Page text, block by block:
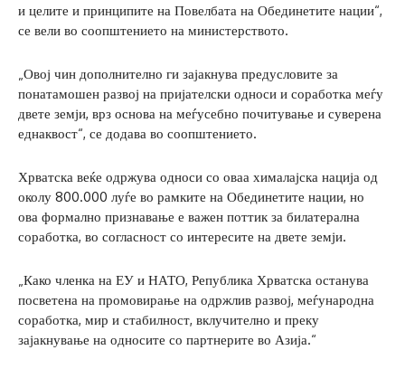
и целите и принципите на Повелбата на Обединетите нации“,
се вели во соопштението на министерството.
„Овој чин дополнително ги зајакнува предусловите за
понатамошен развој на пријателски односи и соработка меѓу
двете земји, врз основа на меѓусебно почитување и суверена
еднаквост“, се додава во соопштението.
Хрватска веќе одржува односи со оваа хималајска нација од
околу 800.000 луѓе во рамките на Обединетите нации, но
ова формално признавање е важен поттик за билатерална
соработка, во согласност со интересите на двете земји.
„Како членка на ЕУ и НАТО, Република Хрватска останува
посветена на промовирање на одржлив развој, меѓународна
соработка, мир и стабилност, вклучително и преку
зајакнување на односите со партнерите во Азија.“